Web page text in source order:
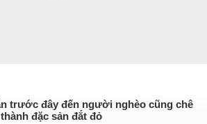
trước đây đến người nghèo cũng chê
đặc sản đắt đỏ